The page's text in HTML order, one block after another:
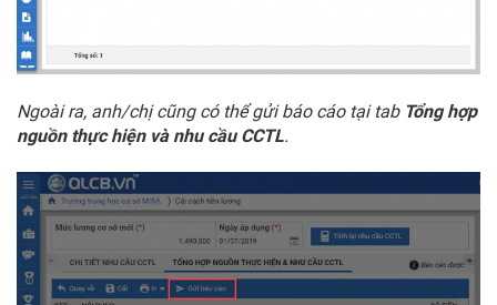
Ngoài ra, anh/chị cũng có thể gửi báo cáo tại tab Tổng hợp
nguồn thực hiện và nhu cầu CCTL.